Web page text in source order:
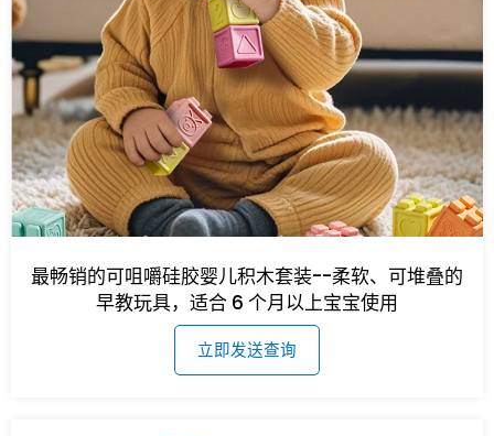
最畅销的可咀嚼硅胶婴儿积木套装--柔软、可堆叠的
早教玩具，适合 6 个月以上宝宝使用
立即发送查询